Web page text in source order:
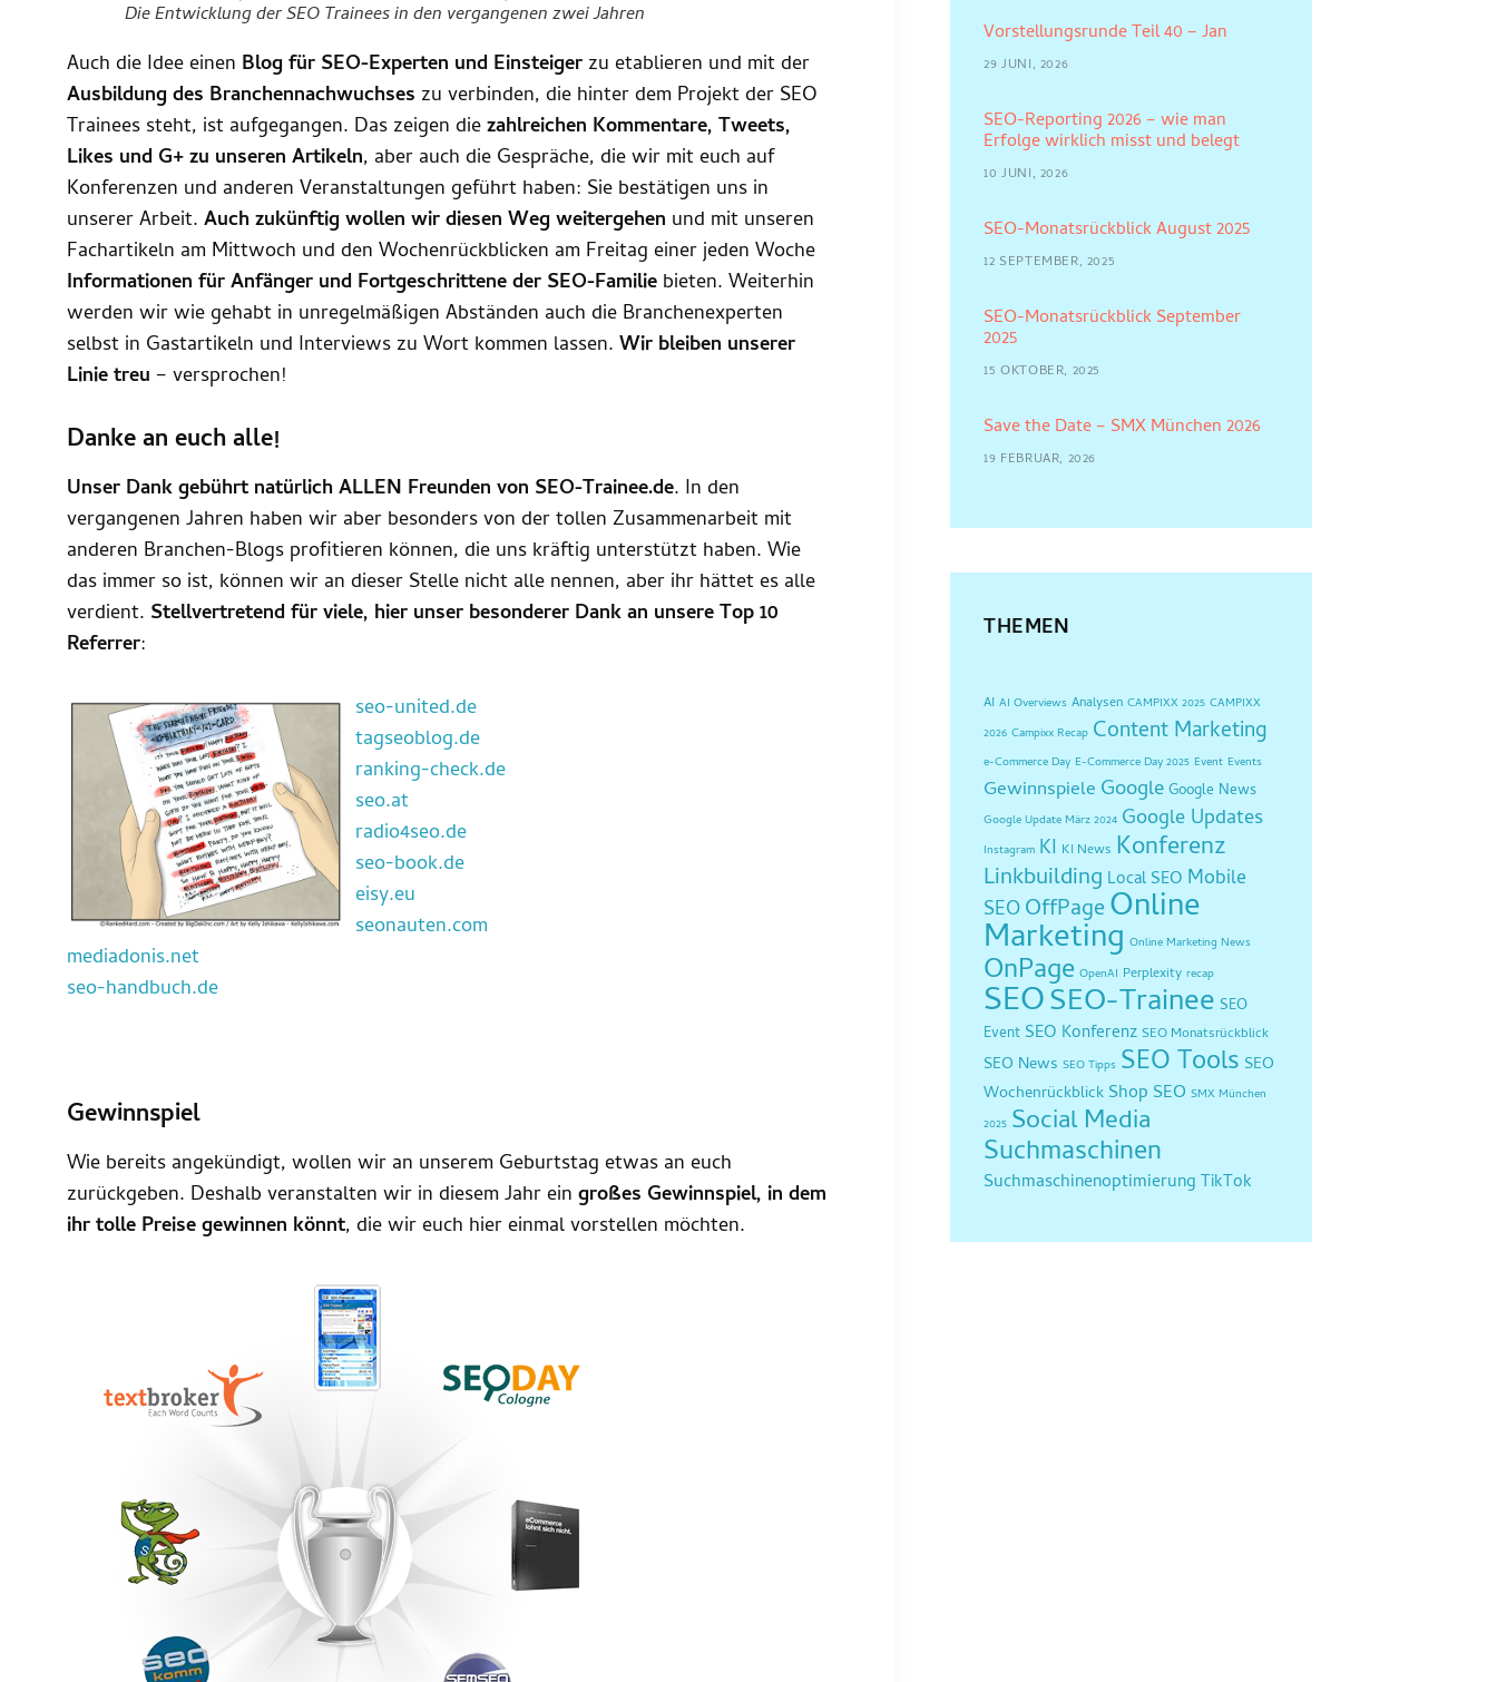
Die Entwicklung der SEO Trainees in den vergangenen zwei Jahren
Auch die Idee einen Blog für SEO-Experten und Einsteiger zu etablieren und mit der
Ausbildung des Branchennachwuchses zu verbinden, die hinter dem Projekt der SEO
Trainees steht, ist aufgegangen. Das zeigen diezahlreichen Kommentare, Tweets,
Likes und G+ zu unseren Artikeln, aber auch die Gespräche, die wir mit euch auf
Konferenzen und anderen Veranstaltungen geführt haben: Sie bestätigen uns in
unserer Arbeit. Auch zukünftig wollen wir diesen Weg weitergehen und mit unseren
Fachartikeln am Mittwoch und den Wochenrückblicken am Freitag einer jeden Woche
Informationen für Anfänger und Fortgeschrittene der SEO-Familie bieten. Weiterhin
werden wir wie gehabt in unregelmäßigen Abständen auch die Branchenexperten
selbst in Gastartikeln und Interviews zu Wort kommen lassen. Wir bleiben unserer
Linie treu – versprochen!
Danke an euch alle!
Unser Dank gebührt natürlich ALLEN Freunden von SEO-Trainee.de. In den
vergangenen Jahren haben wir aber besonders von der tollen Zusammenarbeit mit
anderen Branchen-Blogs profitieren können, die uns kräftig unterstützt haben. Wie
das immer so ist, können wir an dieser Stelle nicht alle nennen, aber ihr hättet es alle
verdient. Stellvertretend für viele, hier unser besonderer Dank an unsere Top 10
Referrer:
seo-united.de
tagseoblog.de
ranking-check.de
seo.at
radio4seo.de
seo-book.de
eisy.eu
seonauten.com
mediadonis.net
seo-handbuch.de
Gewinnspiel
Wie bereits angekündigt, wollen wir an unserem Geburtstag etwas an euch
zurückgeben. Deshalb veranstalten wir in diesem Jahr ein großes Gewinnspiel, in dem
ihr tolle Preise gewinnen könnt, die wir euch hier einmal vorstellen möchten.
Vorstellungsrunde Teil 40 – Jan
29 JUNI, 2026
SEO-Reporting 2026 – wie man
Erfolge wirklich misst und belegt
10 JUNI, 2026
SEO-Monatsrückblick August 2025
12 SEPTEMBER, 2025
SEO-Monatsrückblick September
2025
15 OKTOBER, 2025
Save the Date – SMX München 2026
19 FEBRUAR, 2026
THEMEN
AI AI Overviews Analysen CAMPIXX 2025 CAMPIXX
2026 Campixx Recap Content Marketing
e-Commerce Day E-Commerce Day 2025 Event Events
Gewinnspiele Google Google News
Google Update März 2024 Google Updates
Instagram KI KI News Konferenz
Linkbuilding Local SEO Mobile
SEOOffPageOnline
Marketing Online Marketing News
OnPage OpenAI Perplexity recap
SEOSEO-Trainee SEO
Event SEO Konferenz SEO Monatsrückblick
SEO News SEO Tipps SEO Tools SEO
Wochenrückblick Shop SEO SMX München
2025 Social Media
Suchmaschinen
Suchmaschinenoptimierung TikTok